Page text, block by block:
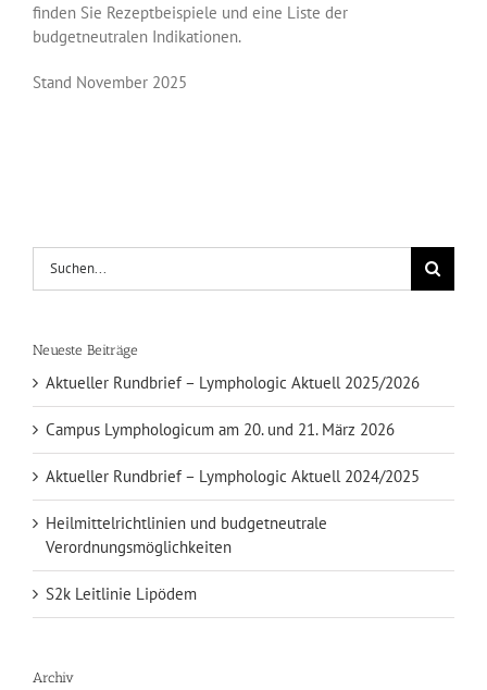
finden Sie Rezeptbeispiele und eine Liste der
budgetneutralen Indikationen.
Stand November 2025
Neueste Beiträge
Aktueller Rundbrief – Lymphologic Aktuell 2025/2026
Campus Lymphologicum am 20. und 21. März 2026
Aktueller Rundbrief – Lymphologic Aktuell 2024/2025
Heilmittelrichtlinien und budgetneutrale
Verordnungsmöglichkeiten
S2k Leitlinie Lipödem
Archiv